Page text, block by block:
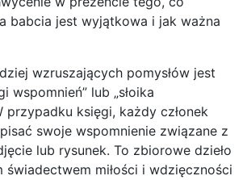
babcia jest wyjątkowa i jak ważna
wzruszających pomysłów jest
wspomnień” lub „słoika
przypadku księgi, każdy członek
swoje wspomnienie związane z
lub rysunek. To zbiorowe dzieło
świadectwem miłości i wdzięczności